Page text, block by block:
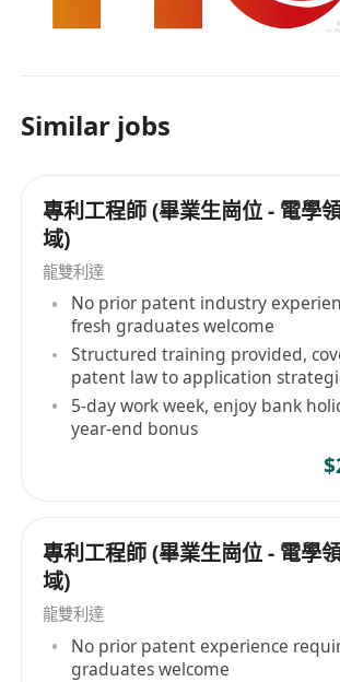
Similar jobs
專利工程師 (畢業生崗位 - 電學
域)
龍雙利達
No prior patent industry
fresh graduates welcome
Structured training provided,
patent law to application
5-day work week, enjoy bank
year-end bonus
專利工程師 (畢業生崗位 - 電學
域)
龍雙利達
No prior patent experience
graduates welcome